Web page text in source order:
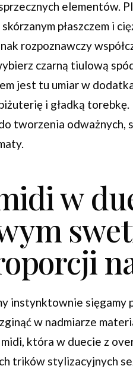
elementów.
płaszczem i
rozpoznawczy
czarną tiulową
jest tu umiar w
i gładką
tworzenia odważnych,
w
instynktownie sięgamy
w nadmiarze
która w duecie z
trików stylizacyjnych